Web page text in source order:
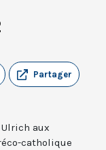
Partager
aux
catholique